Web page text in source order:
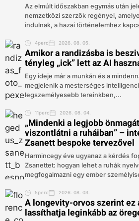
Az elmúlt időszakban egymás után
nemzetközi szerzők regényei,
indulnak, a hazai történelemhez
4perc 2026. 08. 05.
Amikor a randizásba is
tényleg „ick” lett az AI
Egy ideje már a munkán és a
megjelenik a mesterséges
legszemélyesebb tereinkben,...
11perc 2026. 08. 04.
„Mindenki a legjobb
viszontlátni a ruháiban” –
Zsanett bespoke tervezővel
Harmincegy éve ugyanaz a kérdés
Zsanettet: hogyan lehet a ruhák
megfogalmazni egy ember
5perc 2026. 08. 03.
A longevity-orvos szerint ez
lassíthatja leginkább az